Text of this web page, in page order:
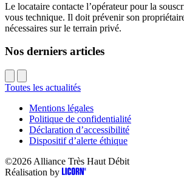
Le locataire contacte l’opérateur pour la
vous technique. Il doit prévenir son
nécessaires sur le terrain privé.
Nos derniers articles
Toutes les actualités
Mentions légales
Politique de confidentialité
Déclaration d’accessibilité
Dispositif d’alerte éthique
©2026 Alliance Très Haut Débit
Réalisation by